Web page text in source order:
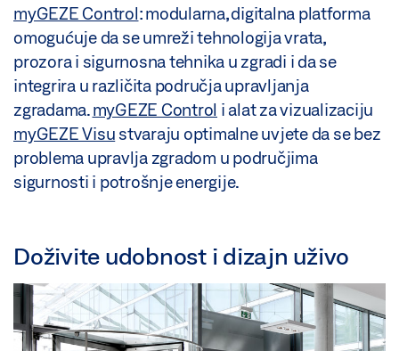
myGEZE Control: modularna, digitalna platforma
omogućuje da se umreži tehnologija vrata,
prozora i sigurnosna tehnika u zgradi i da se
integrira u različita područja upravljanja
zgradama.myGEZE Control i alat za vizualizaciju
myGEZE Visu stvaraju optimalne uvjete da se bez
problema upravlja zgradom u područjima
sigurnosti i potrošnje energije.
Doživite udobnost i dizajn uživo